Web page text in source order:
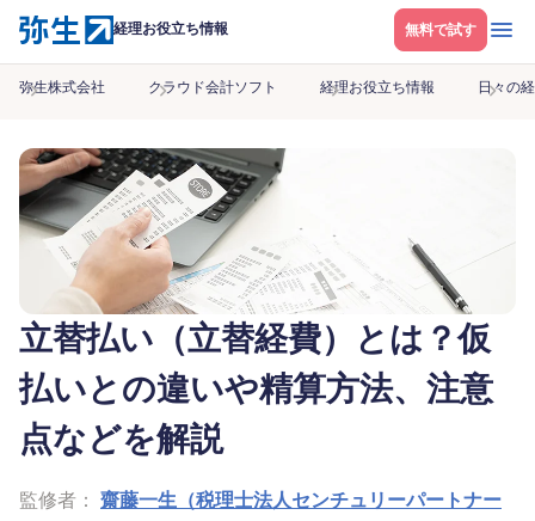
経理お役立ち情報 無料で試す メニ
弥生株式会社 クラウド会計ソフト 経理お役立ち情報 日々の
立替払い（立替経費）とは？仮
払いとの違いや精算方法、注意
点などを解説
監修者： 齋藤一生（税理士法人センチュリーパートナー